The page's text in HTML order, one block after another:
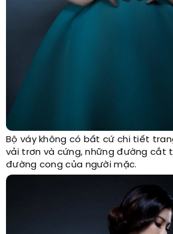
Bộ váy không có bất cứ chi tiết
vải trơn và cứng, những đường cắt
đường cong của người mặc.